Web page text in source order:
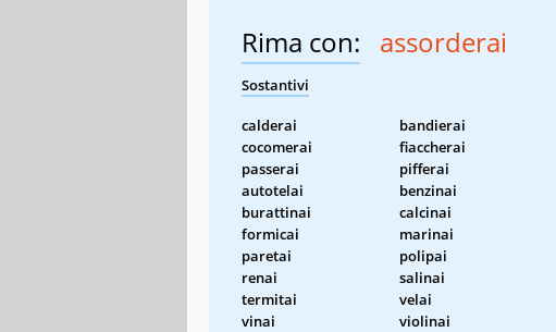
Rima con: assorderai
Sostantivi
calderai bandierai
cocomerai
fiaccherai
passerai
pifferai
autotelai
benzinai
burattinai
calcinai
formicai
marinai
paretai
polipai
renai
salinai
termitai
velai
vinai
violinai